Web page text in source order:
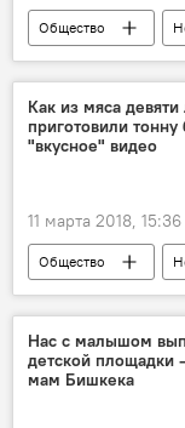
Общество
Колумнисты
драгоценности
Как из мяса
приготовили
"вкусное" видео
11 марта 2018, 15:36
Общество
Кыргызстан
Нас с малышом
детской площадки
мам Бишкека